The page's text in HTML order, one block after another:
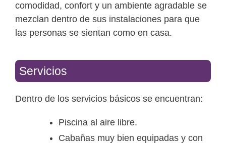
comodidad, confort y un ambiente agradable se
mezclan dentro de sus instalaciones para que
las personas se sientan como en casa.
Servicios
Dentro de los servicios básicos se encuentran:
Piscina al aire libre.
Cabañas muy bien equipadas y con